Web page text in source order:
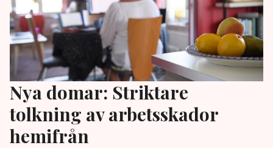
Nya domar: Striktare
tolkning av arbetsskador
hemifrån